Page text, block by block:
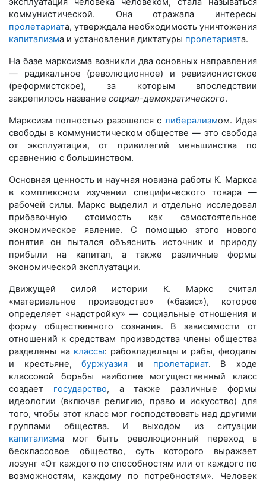
коммунистической. Она отражала интересы
пролетариата, утверждала необходимость уничтожения
капитализма и установления диктатуры пролетариата.
На базе марксизма возникли два основных направления
— радикальное (революционное) и ревизионистское
(реформистское), за которым впоследствии
закрепилось название социал-демократического.
Марксизм полностью разошелся с либерализмом. Идея
свободы в коммунистическом обществе — это свобода
от эксплуатации, от привилегий меньшинства по
сравнению с большинством.
Основная ценность и научная новизна работы К. Маркса
в комплексном изучении специфического товара —
рабочей силы. Маркс выделил и отдельно исследовал
прибавочную стоимость как самостоятельное
экономическое явление. С помощью этого нового
понятия он пытался объяснить источник и природу
прибыли на капитал, а также различные формы
экономической эксплуатации.
Движущей силой истории К. Маркс считал
«материальное производство» («базис»), которое
определяет «надстройку» — социальные отношения и
форму общественного сознания. В зависимости от
отношений к средствам производства члены общества
разделены на классы: рабовладельцы и рабы, феодалы
и крестьяне,буржуазия и пролетариат. В ходе
классовой борьбы наиболее могущественный класс
создает государство, а также различные формы
идеологии (включая религию, право и искусство) для
того, чтобы этот класс мог господствовать над другими
группами общества. И выходом из ситуации
капитализма мог быть революционный переход в
бесклассовое общество, суть которого выражает
лозунг «От каждого по способностям или от каждого по
возможностям, каждому по потребностям». Человек